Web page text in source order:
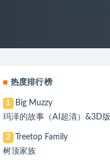
热度排行榜
1
Big Muzzy
玛泽的故事（AI超清）&3D版
2
Treetop Family
树顶家族